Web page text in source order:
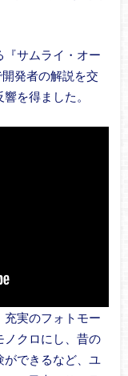
サムライ・オー
発者の解説を交
を得ました。
充実のフォトモー
ノクロにし、昔の
できるなど、ユ